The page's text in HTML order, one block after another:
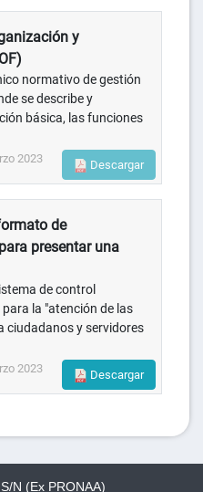
y
normativo de gestión
se describe y
básica, las funciones
Descargar
2023
de
presentar una
de control
la "atención de las
ciudadanos y servidores
Descargar
2023
N (Ex PRONAA)